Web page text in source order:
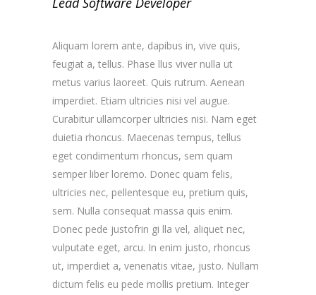
Aliquam lorem ante, dapibus in, vive quis,
feugiat a, tellus. Phase llus viver nulla ut
metus varius laoreet. Quis rutrum. Aenean
imperdiet. Etiam ultricies nisi vel augue.
Curabitur ullamcorper ultricies nisi. Nam eget
duietia rhoncus. Maecenas tempus, tellus
eget condimentum rhoncus, sem quam
semper liber loremo. Donec quam felis,
ultricies nec, pellentesque eu, pretium quis,
sem. Nulla consequat massa quis enim.
Donec pede justofrin gi lla vel, aliquet nec,
vulputate eget, arcu. In enim justo, rhoncus
ut, imperdiet a, venenatis vitae, justo. Nullam
dictum felis eu pede mollis pretium. Integer